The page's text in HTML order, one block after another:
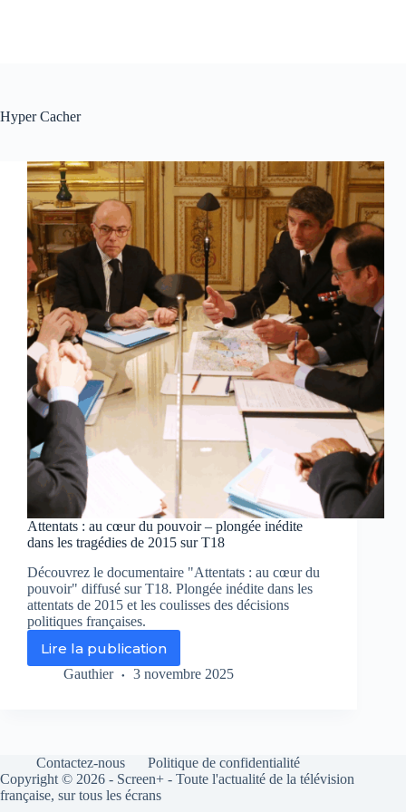
Hyper Cacher
Attentats : au cœur du pouvoir – plongée inédite
dans les tragédies de 2015 sur T18
Découvrez le documentaire "Attentats : au cœur du
pouvoir" diffusé sur T18. Plongée inédite dans les
attentats de 2015 et les coulisses des décisions
politiques françaises.
Lire la publication
Attentats
:
–
plongée
inédite
Gauthier 3 novembre 2025
Contactez-nous
Politique de confidentialité
Copyright © 2026 - Screen+ - Toute l'actualité de la télévision
française, sur tous les écrans